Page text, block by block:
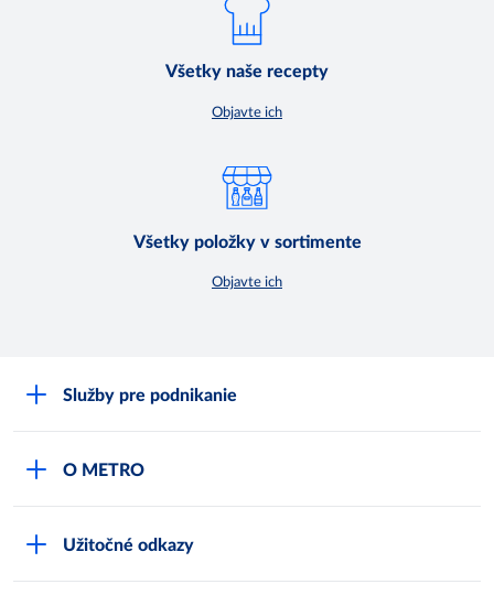
Všetky naše recepty
Objavte ich
Všetky položky v sortimente
Objavte ich
Služby pre podnikanie
O METRO
Užitočné odkazy